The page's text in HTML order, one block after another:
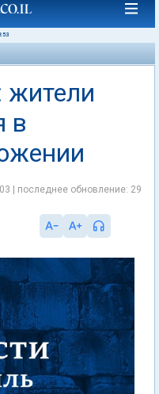
жители
в
| последнее обновление: 29